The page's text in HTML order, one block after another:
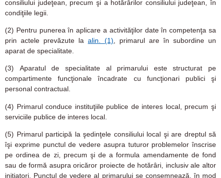
consiliului judeţean, precum şi a hotărârilor consiliului judeţean, în
condiţiile legii.
(2) Pentru punerea în aplicare a activităţilor date în competenţa sa
prin actele prevăzute la alin. (1) , primarul are în subordine un
aparat de specialitate.
(3) Aparatul de specialitate al primarului este structurat pe
compartimente funcţionale încadrate cu funcţionari publici şi
personal contractual.
(4) Primarul conduce instituţiile publice de interes local, precum şi
serviciile publice de interes local.
(5) Primarul participă la şedinţele consiliului local şi are dreptul să
îşi exprime punctul de vedere asupra tuturor problemelor înscrise
pe ordinea de zi, precum şi de a formula amendamente de fond
sau de formă asupra oricăror proiecte de hotărâri, inclusiv ale altor
iniţiatori. Punctul de vedere al primarului se consemnează, în mod